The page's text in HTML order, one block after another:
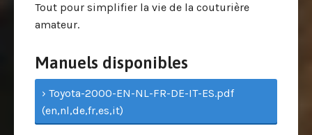
Tout pour simplifier la vie de la couturière
amateur.
Manuels disponibles
› Toyota-2000-EN-NL-FR-DE-IT-ES.pdf
(en,nl,de,fr,es,it)